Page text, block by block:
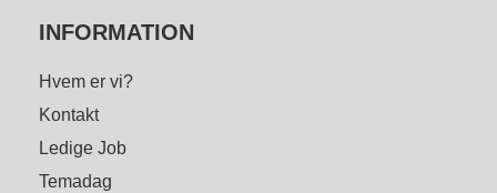
INFORMATION
Hvem er vi?
Kontakt
Ledige Job
Temadag